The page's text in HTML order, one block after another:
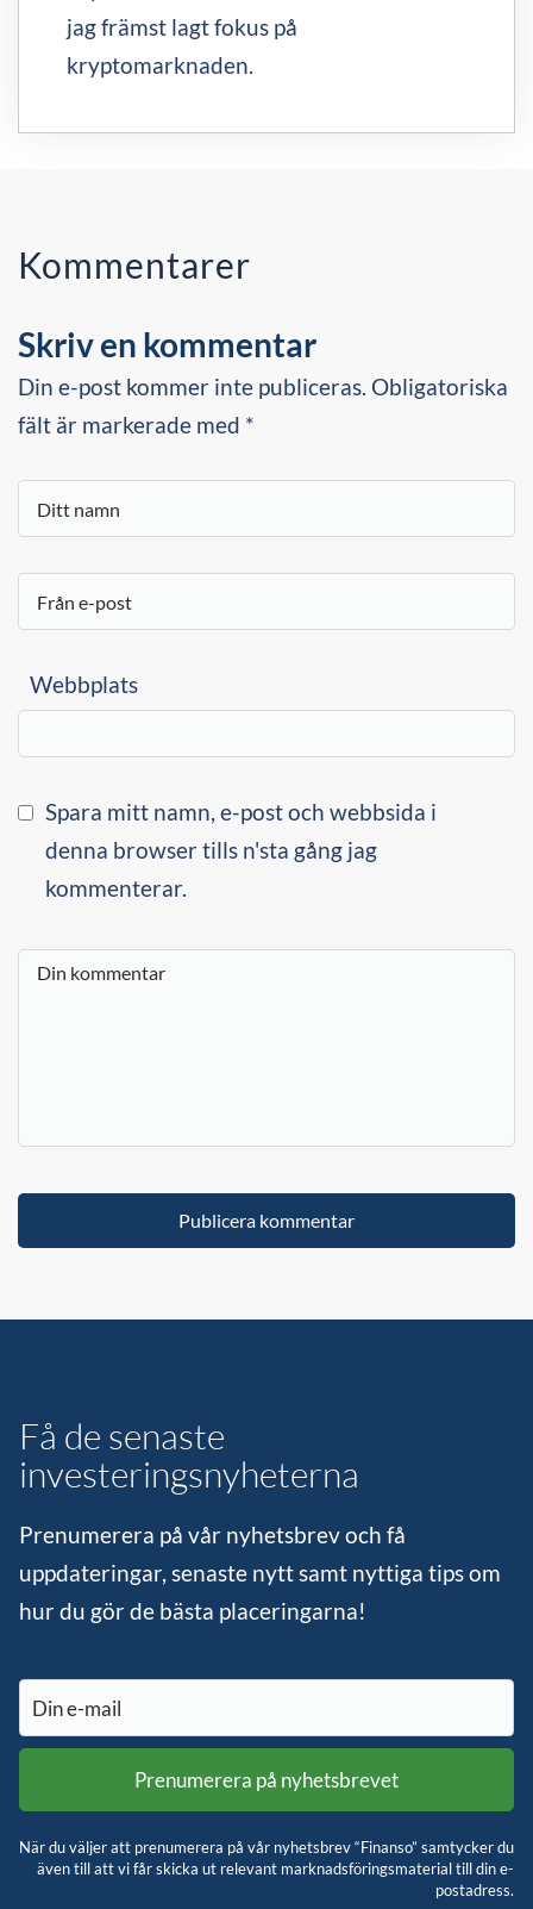
jag främst lagt fokus på
kryptomarknaden.
Kommentarer
Skriv en kommentar
Din e-post kommer inte publiceras. Obligatoriska
fält är markerade med *
Webbplats
Spara mitt namn, e-post och webbsida i
denna browser tills n'sta gång jag
kommenterar.
Få de senaste
investeringsnyheterna
Prenumerera på vår nyhetsbrev och få
uppdateringar, senaste nytt samt nyttiga tips om
hur du gör de bästa placeringarna!
När du väljer att prenumerera på vår nyhetsbrev “Finanso” samtycker du
även till att vi får skicka ut relevant marknadsföringsmaterial till din e-
postadress.